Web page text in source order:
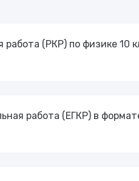
работа (РКР) по физике 10
работа (ЕГКР) в